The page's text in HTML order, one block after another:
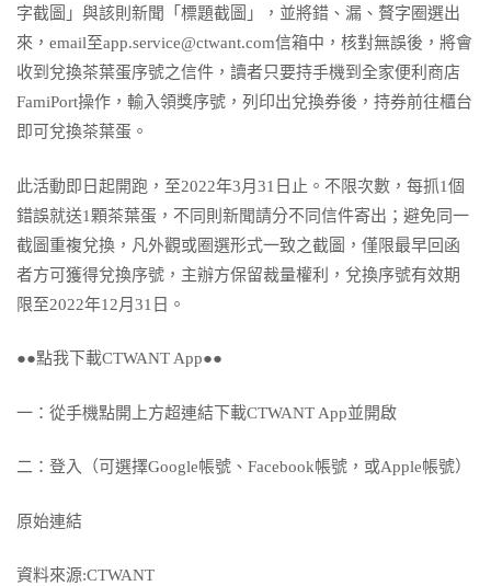
字截圖」與該則新聞「標題截圖」，並將錯、漏、贅字圈選出
來，email至app.service@ctwant.com信箱中，核對無誤後，將會
收到兌換茶葉蛋序號之信件，讀者只要持手機到全家便利商店
FamiPort操作，輸入領獎序號，列印出兌換券後，持券前往櫃台
即可兌換茶葉蛋。
此活動即日起開跑，至2022年3月31日止。不限次數，每抓1個
錯誤就送1顆茶葉蛋，不同則新聞請分不同信件寄出；避免同一
截圖重複兌換，凡外觀或圈選形式一致之截圖，僅限最早回函
者方可獲得兌換序號，主辦方保留裁量權利，兌換序號有效期
限至2022年12月31日。
●●點我下載CTWANT App●●
一：從手機點開上方超連結下載CTWANT App並開啟
二：登入（可選擇Google帳號、Facebook帳號，或Apple帳號）
原始連結
資料來源:CTWANT